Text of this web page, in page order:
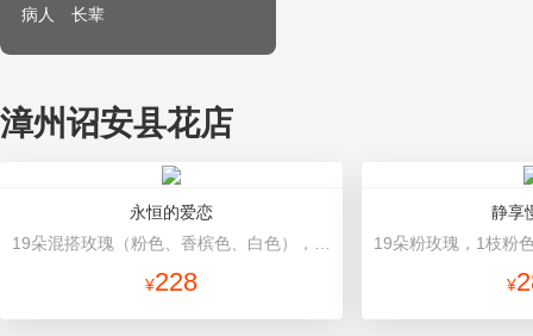
病人
长辈
漳州诏安县花店
永恒的爱恋
¥228
静享
¥